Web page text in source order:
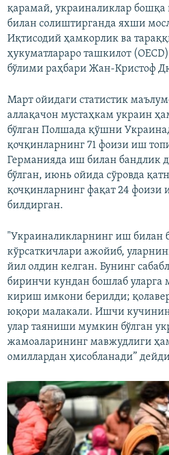
қарамай, украиналиклар бошқа
билан солиштирганда яхши
Иқтисодий ҳамкорлик ва
ҳукуматлараро ташкилот
бўлими раҳбари Жан-Кристоф
Март ойидаги статистик
аллақачон мустаҳкам украин
бўлган Полшада қўшни
қочқинларнинг 71 фоизи иш
Германияда иш билан бандлик
бўлган, июнь ойида сўровда
қочқинларнинг фақат 24 фоизи
билдирган.
"Украиналикларнинг иш билан
кўрсаткичлари ажойиб,
йил олдин келган. Бунинг
биринчи кундан бошлаб уларга
кириш имкони берилди;
юқори малакали. Ишчи
улар таяниши мумкин бўлган
жамоаларининг мавжудлиги
омиллардан ҳисобланади”